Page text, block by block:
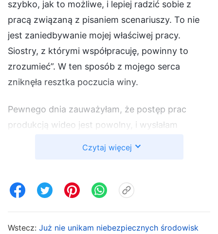
szybko, jak to możliwe, i lepiej radzić sobie z
pracą związaną z pisaniem scenariuszy. To nie
jest zaniedbywanie mojej właściwej pracy.
Siostry, z którymi współpracuję, powinny to
zrozumieć”. W ten sposób z mojego serca
zniknęła resztka poczucia winy.
Pewnego dnia zauważyłam, że postęp prac
produkcją wideo jest powolny, i wysłałam
sytuację. Lider zespołu wysłał mi długą listę
chciałam zrozumieć szczegóły, ale potem
Czytaj więcej
Wstecz: Już nie unikam niebezpiecznych środowisk